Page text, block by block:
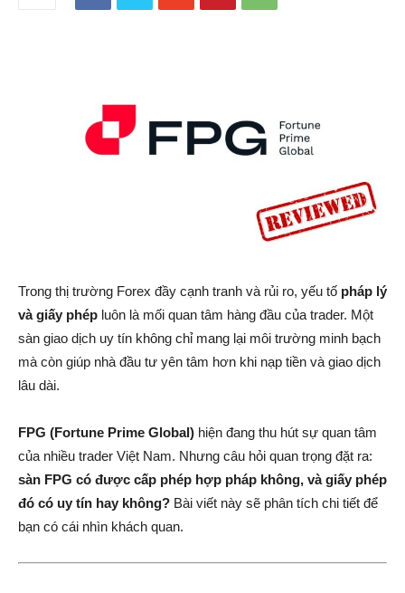
Trong thị trường Forex đầy cạnh tranh và rủi ro, yếu tố pháp lý
và giấy phép luôn là mối quan tâm hàng đầu của trader. Một
sàn giao dịch uy tín không chỉ mang lại môi trường minh bạch
mà còn giúp nhà đầu tư yên tâm hơn khi nạp tiền và giao dịch
lâu dài.
FPG (Fortune Prime Global) hiện đang thu hút sự quan tâm
của nhiều trader Việt Nam. Nhưng câu hỏi quan trọng đặt ra:
sàn FPG có được cấp phép hợp pháp không, và giấy phép
đó có uy tín hay không? Bài viết này sẽ phân tích chi tiết để
bạn có cái nhìn khách quan.